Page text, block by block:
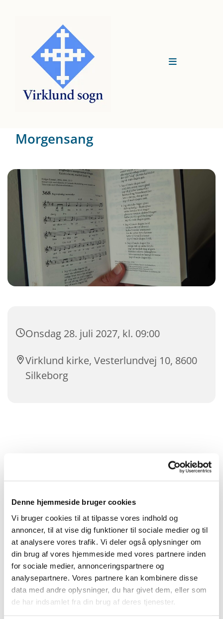
Denne hjemmeside bruger cookies
Vi bruger cookies til at tilpasse vores indhold og
annoncer, til at vise dig funktioner til sociale medier og til
at analysere vores trafik. Vi deler også oplysninger om
din brug af vores hjemmeside med vores partnere inden
for sociale medier, annonceringspartnere og
analysepartnere. Vores partnere kan kombinere disse
data med andre oplysninger, du har givet dem, eller som
de har indsamlet fra din brug af deres tjenester.
Morgensang
Onsdag 28. juli 2027, kl. 09:00
Virklund kirke, Vesterlundvej 10, 8600
Silkeborg